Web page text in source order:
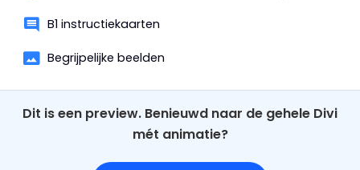
B1 instructiekaarten
Begrijpelijke beelden
Dit is een preview. Benieuwd naar de gehele Divi
mét animatie?